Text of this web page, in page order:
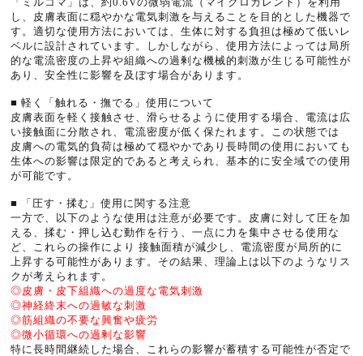
し、皮膚表面に穏やかな電気刺激を与えることを目的とした機器で
す。適切な使用方法においては、生体に対する負担は極めて低いレ
ベルに設計されています。しかしながら、使用方法によっては局所
的な電流密度の上昇や組織への過剰な機械的刺激が生じる可能性が
あり、安全性に影響を及ぼす場合があります。
■ 軽く「触れる・撫でる」使用について
皮膚表面を軽く接触させ、滑らせるように使用する場合、電流は広
い接触面に分散され、電流密度が低く保たれます。この状態では
皮膚への電気的負荷は極めて穏やかであり長時間の使用においても
生体への影響は限定的であると考えられ、基本的に安全域での使用
が可能です。
■ 「圧す・揉む」使用に関する注意
一方で、以下のような使用は注意が必要です。皮膚に対して圧を加
える、揉む・押し込む動作を行う、一点に力を集中させる使用な
ど、これらの操作により 接触面積が減少し、電流密度が局所的に
上昇する可能性があります。その結果、理論上は以下のようなリス
クが考えられます。
◎皮膚・皮下組織への過度な電気刺激
◎神経終末への過敏な刺激
◎筋組織の不要な興奮や疲労
◎微小循環への過剰な影響
特に長時間継続した場合、これらの影響が蓄積する可能性が否定で